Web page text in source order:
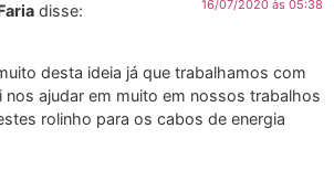
disse: 16/07/2020 às 05:38
desta ideia já que trabalhamos com
nos ajudar em muito em nossos trabalhos
rolinho para os cabos de energia